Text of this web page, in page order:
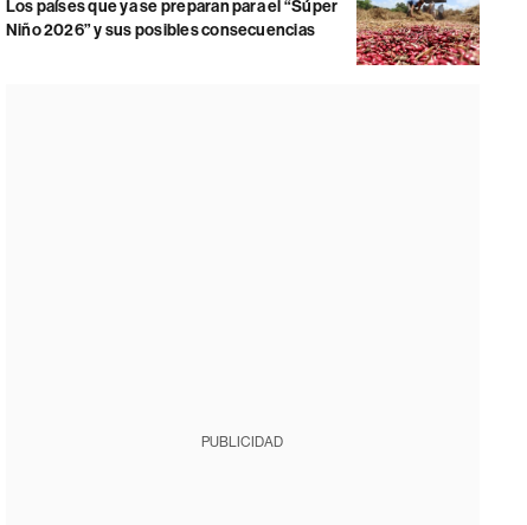
Los países que ya se preparan para el “Súper
Niño 2026” y sus posibles consecuencias
PUBLICIDAD